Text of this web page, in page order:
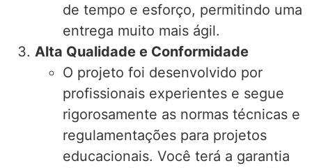
de tempo e esforço, permitindo uma
entrega muito mais ágil.
Alta Qualidade e Conformidade
O projeto foi desenvolvido por
profissionais experientes e segue
rigorosamente as normas técnicas e
regulamentações para projetos
educacionais. Você terá a garantia